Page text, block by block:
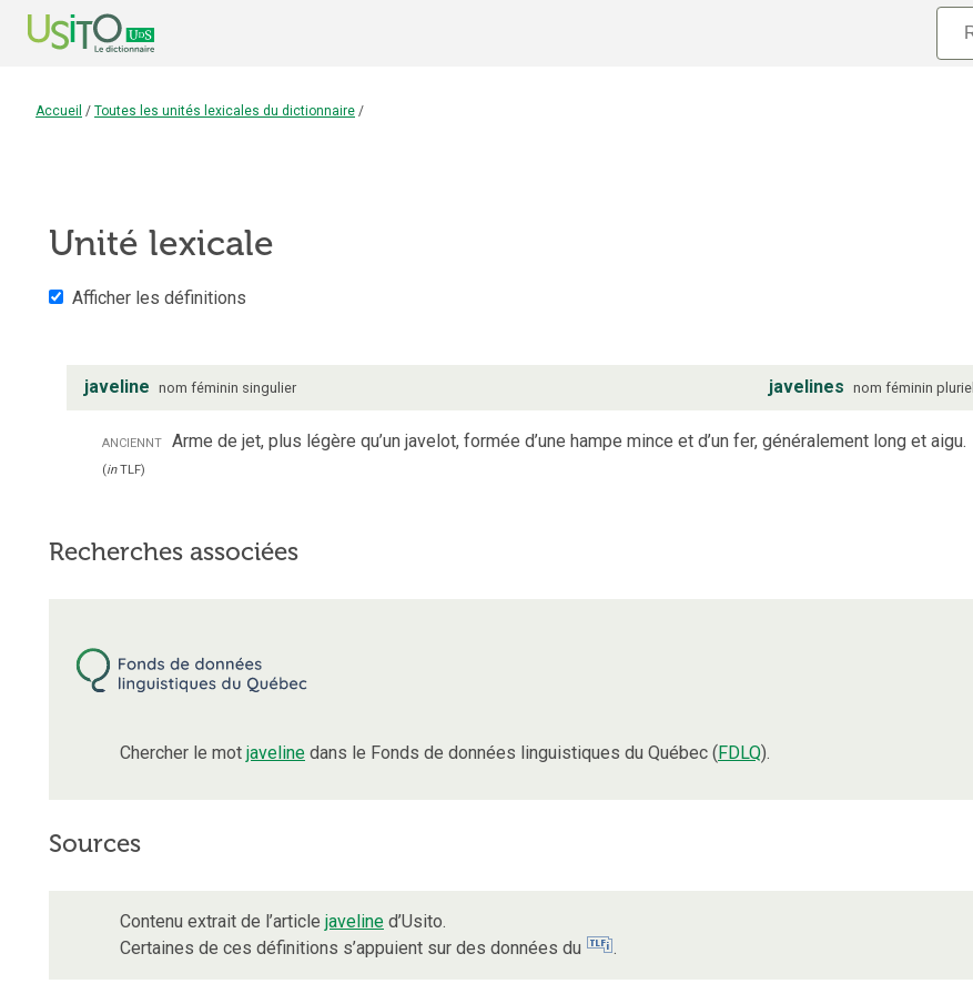
Accueil / Toutes les unités lexicales du dictionnaire /
Unité lexicale
Afficher les définitions
javeline nom féminin singulier javelines nom féminin pluriel
anciennt Arme de jet, plus légère qu’un javelot, formée d’une hampe mince et d’un fer, généralement long et aigu.
(inTLF)
Recherches associées
Chercher le mot javeline dans le Fonds de données linguistiques du Québec (FDLQ).
Sources
Contenu extrait de l’article javeline d’Usito.
Certaines de ces définitions s’appuient sur des données du
.